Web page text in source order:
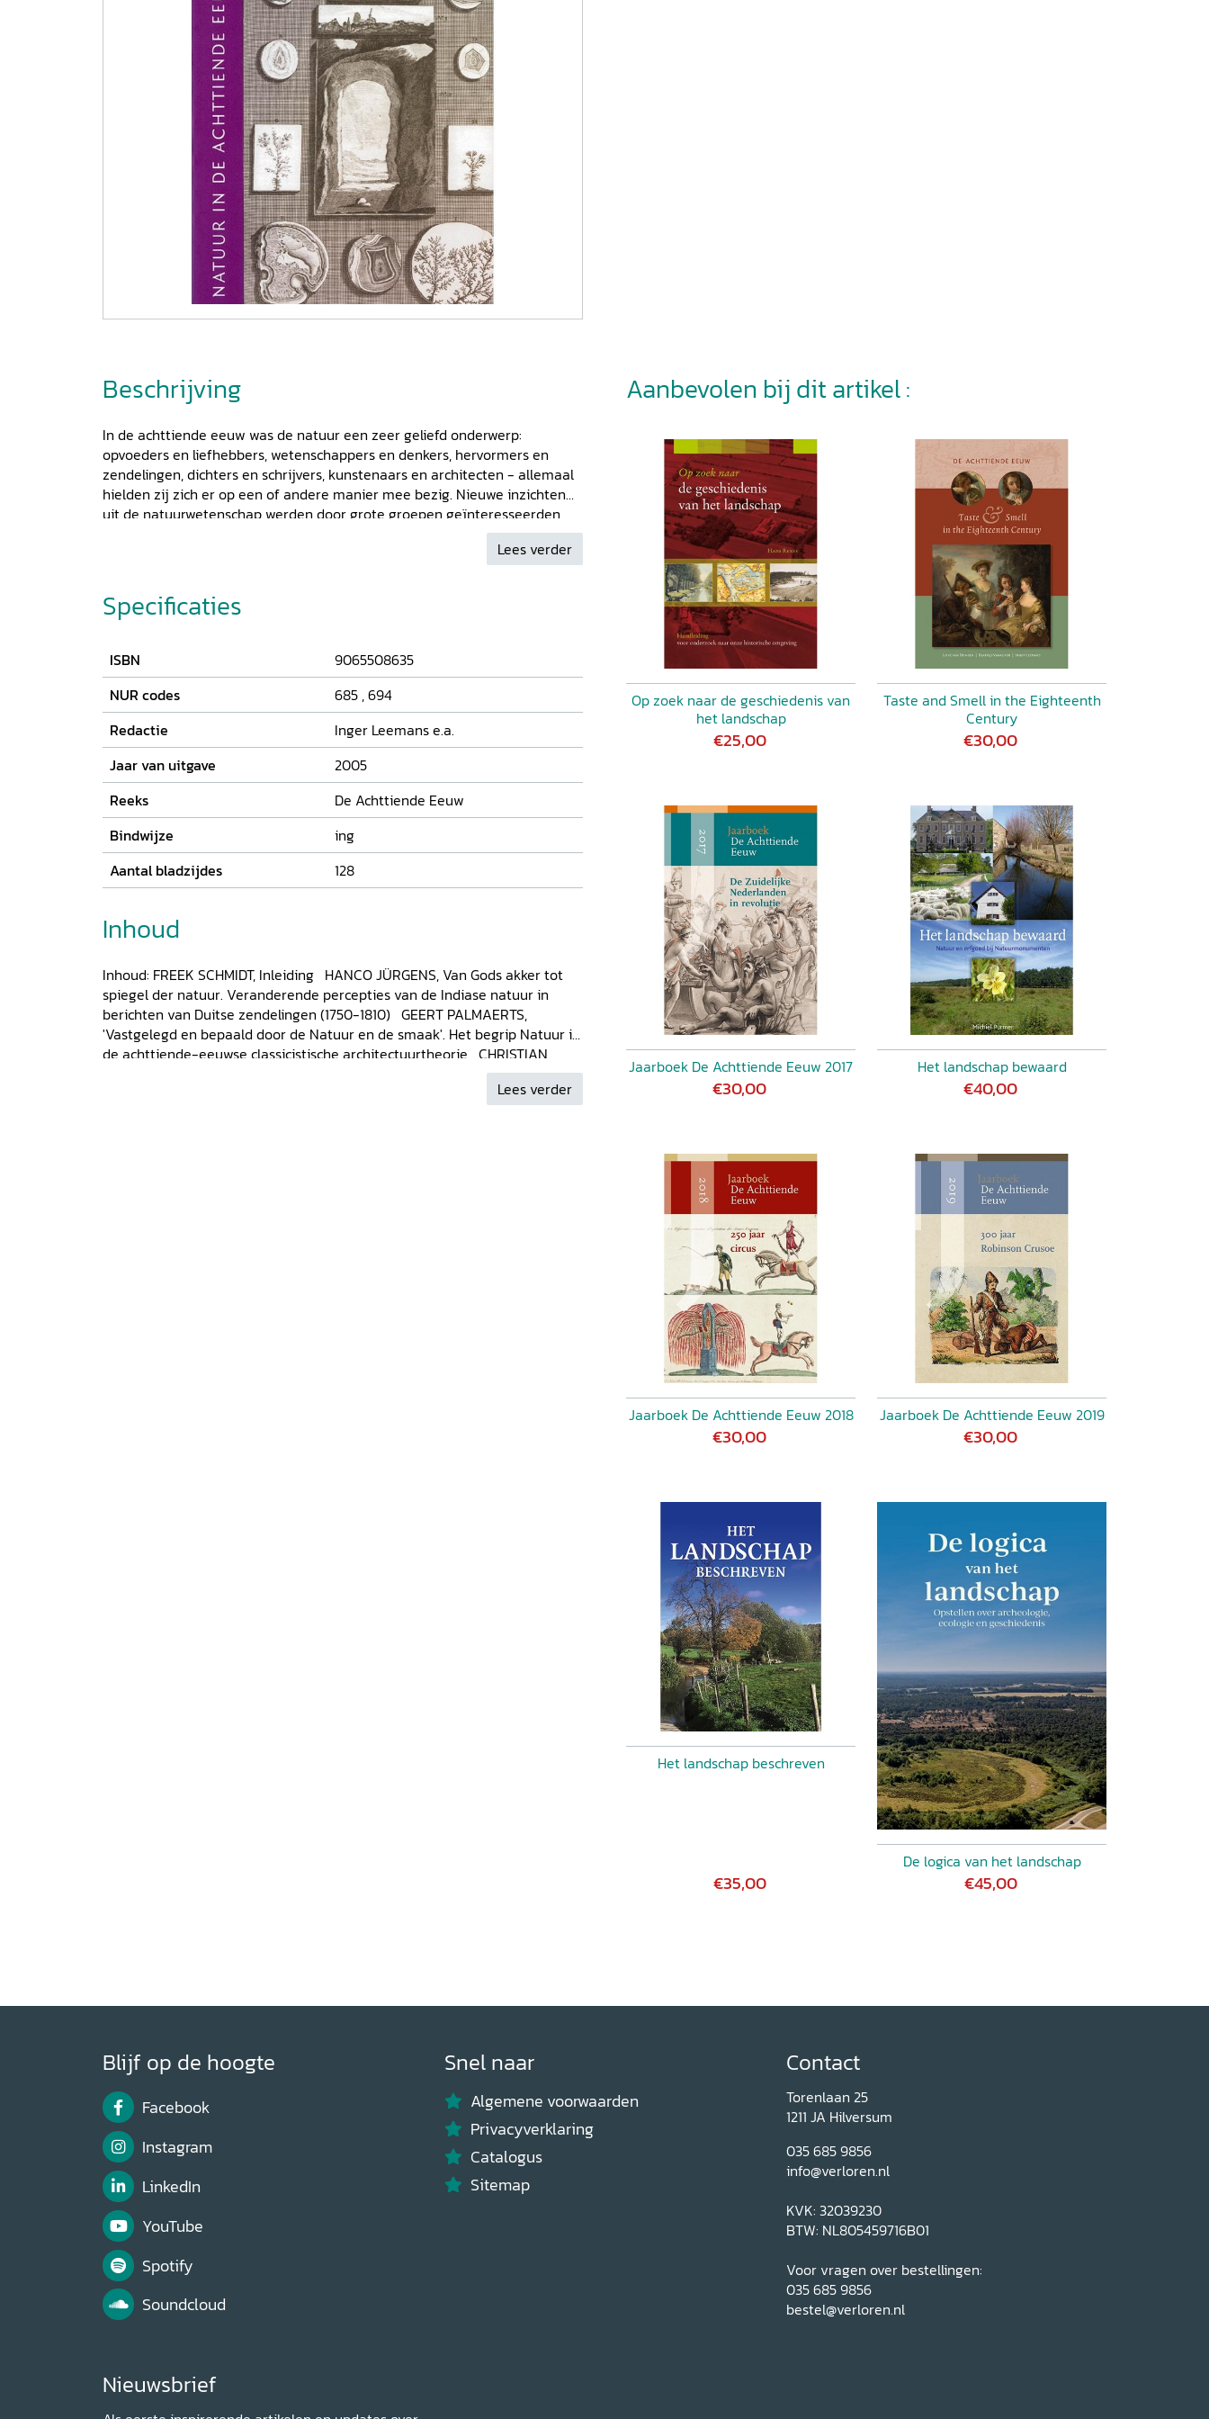
Beschrijving
In de achttiende eeuw was de natuur een zeer geliefd onderwerp:
opvoeders en liefhebbers, wetenschappers en denkers, hervormers en
zendelingen, dichters en schrijvers, kunstenaars en architecten - allemaal
hielden zij zich er op een of andere manier mee bezig. Nieuwe inzichten
uit de natuurwetenschap werden door grote groepen geïnteresseerden
verslonden, bediscussieerd en doorgegeven. Men werd zich bewust van de
onmetelijkheid en pluriformiteit van de natuur, maar hoe moest die verder
bijdragen geven een goede indicatie van de dynamiek, breedte en
diepgang van het lopende achttiende-eeuwse natuuronderzoek.
Lees verder
Specificaties
ISBN
9065508635
NUR codes
685 ,694
Redactie
Inger Leemans e.a.
Jaar van uitgave
2005
Reeks
De Achttiende Eeuw
Bindwijze
ing
Aantal bladzijdes
128
Inhoud
Inhoud: FREEK SCHMIDT, Inleiding HANCO JÜRGENS, Van Gods akker tot
spiegel der natuur. Veranderende percepties van de Indiase natuur in
berichten van Duitse zendelingen (1750-1810) GEERT PALMAERTS,
'Vastgelegd en bepaald door de Natuur en de smaak'. Het begrip Natuur in
de achttiende-eeuwse classicistische architectuurtheorie CHRISTIAN
BERTRAM, Natuur en volkskarakter: met buitenlanders op stap in de
Hollandse tuin RINA KNOEFF, Het begrip 'Natuur' in Boerhaaves Oraties
Lees verder
Aanbevolen bij dit artikel :
Op zoek naar de geschiedenis van
het landschap
€25,00
Taste and Smell in the Eighteenth
Century
€30,00
Jaarboek De Achttiende Eeuw 2017
€30,00
Het landschap bewaard
€40,00
Jaarboek De Achttiende Eeuw 2018
€30,00
Jaarboek De Achttiende Eeuw 2019
€30,00
Het landschap beschreven
€35,00
De logica van het landschap
€45,00
Blijf op de hoogte
Facebook
Instagram
LinkedIn
YouTube
Spotify
Soundcloud
Nieuwsbrief
Snel naar
Algemene voorwaarden
Privacyverklaring
Catalogus
Sitemap
Contact
Torenlaan 25
1211 JA Hilversum
035 685 9856
info@verloren.nl
KVK: 32039230
BTW: NL805459716B01
Voor vragen over bestellingen:
035 685 9856
bestel@verloren.nl